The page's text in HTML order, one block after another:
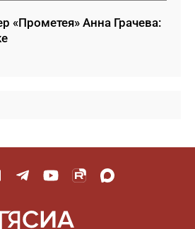
«Прометея» Анна Грачева: